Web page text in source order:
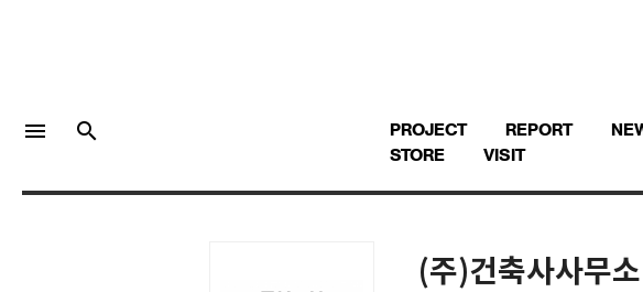
menu search PROJECT REPORT
STORE
VISIT
(주)건축사사무